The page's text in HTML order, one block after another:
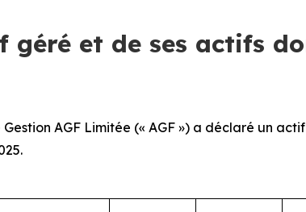
géré et de ses actifs
AGF Limitée (« AGF ») a déclaré un